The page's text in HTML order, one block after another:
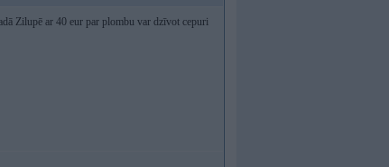
Zilupē ar 40 eur par plombu var dzīvot cepuri